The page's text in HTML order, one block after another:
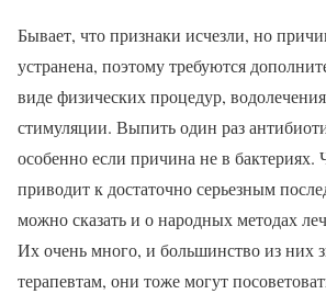
Бывает, что признаки исчезли, но
устранена, поэтому требуются
виде физических процедур,
стимуляции. Выпить один раз
особенно если причина не в бактериях.
приводит к достаточно серьезным
можно сказать и о народных методах
Их очень много, и большинство из них
терапевтам, они тоже могут